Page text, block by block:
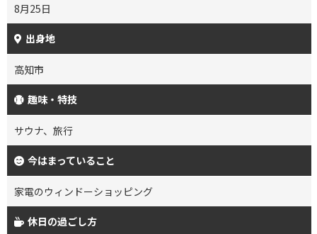
8月25日
出身地
高知市
趣味・特技
サウナ、旅行
今はまっていること
家電のウィンドーショッピング
休日の過ごし方